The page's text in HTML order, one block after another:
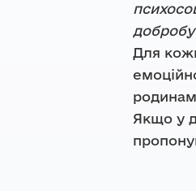
Для
Якщо у